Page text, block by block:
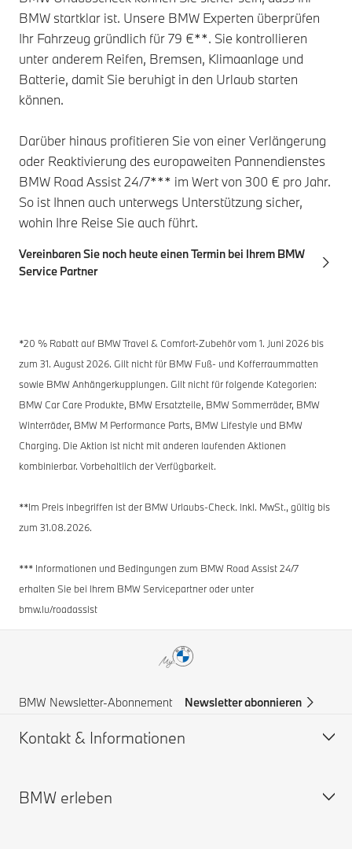
BMW startklar ist. Unsere BMW Experten überprüfen
Ihr Fahrzeug gründlich für 79 €**. Sie kontrollieren
unter anderem Reifen, Bremsen, Klimaanlage und
Batterie, damit Sie beruhigt in den Urlaub starten
können.
Darüber hinaus profitieren Sie von einer Verlängerung
oder Reaktivierung des europaweiten Pannendienstes
BMW Road Assist 24/7*** im Wert von 300 € pro Jahr.
So ist Ihnen auch unterwegs Unterstützung sicher,
wohin Ihre Reise Sie auch führt.
Vereinbaren Sie noch heute einen Termin bei Ihrem BMW
Service Partner
*20 % Rabatt auf BMW Travel & Comfort-Zubehör vom 1. Juni 2026 bis
zum 31. August 2026. Gilt nicht für BMW Fuß- und Kofferraummatten
sowie BMW Anhängerkupplungen. Gilt nicht für folgende Kategorien:
BMW Car Care Produkte, BMW Ersatzteile, BMW Sommerräder, BMW
Winterräder, BMW M Performance Parts, BMW Lifestyle und BMW
Charging. Die Aktion ist nicht mit anderen laufenden Aktionen
kombinierbar. Vorbehaltlich der Verfügbarkeit.
**Im Preis inbegriffen ist der BMW Urlaubs-Check. Inkl. MwSt., gültig bis
zum 31.08.2026.
*** Informationen und Bedingungen zum BMW Road Assist 24/7
erhalten Sie bei Ihrem BMW Servicepartner oder unter
bmw.lu/roadassist
BMW Newsletter-Abonnement Newsletter abonnieren
Kontakt & Informationen
Hilfe & Kontakt
BMW erleben